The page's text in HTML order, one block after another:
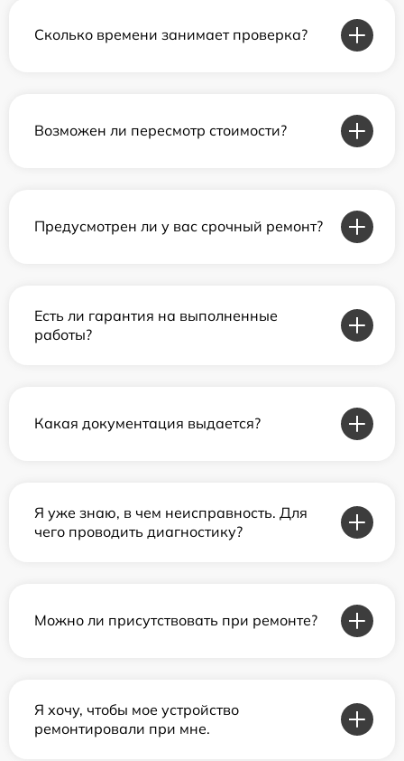
Сколько времени занимает проверка?
Возможен ли пересмотр стоимости?
Предусмотрен ли у вас срочный ремонт?
Есть ли гарантия на выполненные
работы?
Какая документация выдается?
Я уже знаю, в чем неисправность. Для
чего проводить диагностику?
Можно ли присутствовать при ремонте?
Я хочу, чтобы мое устройство
ремонтировали при мне.